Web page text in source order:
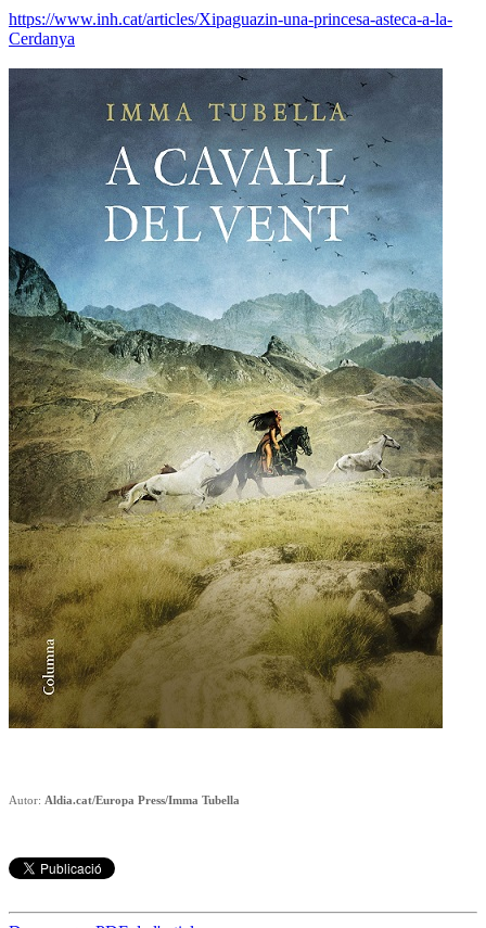
https://www.inh.cat/articles/Xipaguazin-una-princesa-asteca-a-la-
Cerdanya
Autor: Aldia.cat/Europa Press/Imma Tubella